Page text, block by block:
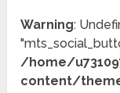
Warning:
/home/
content/